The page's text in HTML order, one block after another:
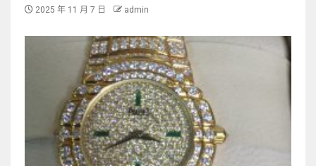
2025 年 11 月 7 日 admin